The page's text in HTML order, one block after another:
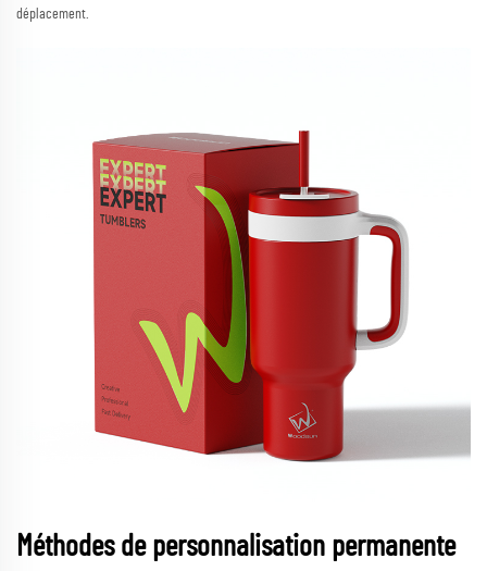
déplacement.
Méthodes de personnalisation permanente